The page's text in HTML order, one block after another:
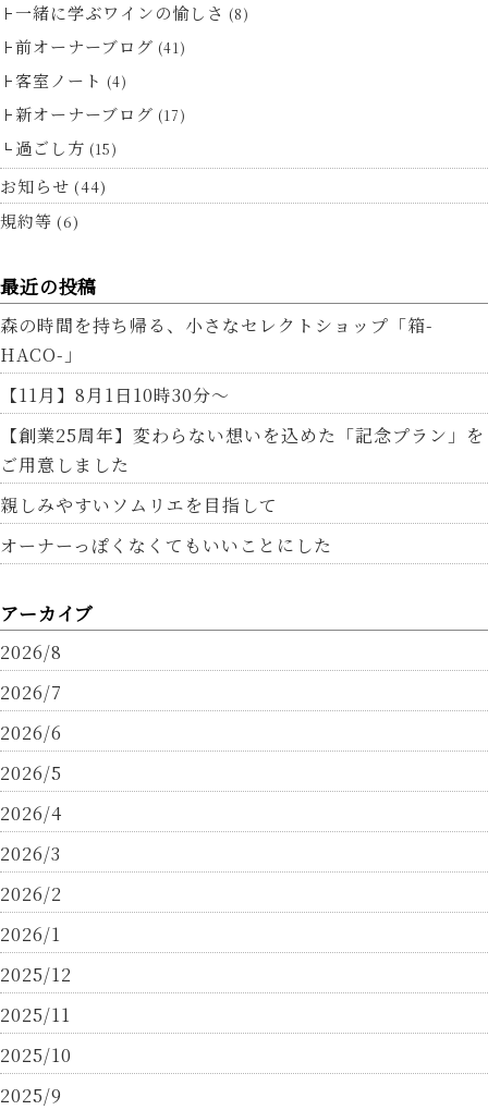
一緒に学ぶワインの愉しさ (8)
前オーナーブログ (41)
客室ノート (4)
新オーナーブログ (17)
過ごし方 (15)
お知らせ (44)
規約等 (6)
最近の投稿
森の時間を持ち帰る、小さなセレクトショップ「箱-
HACO-」
【11月】8月1日10時30分～
【創業25周年】変わらない想いを込めた「記念プラン」を
ご用意しました
親しみやすいソムリエを目指して
オーナーっぽくなくてもいいことにした
アーカイブ
2026/8
2026/7
2026/6
2026/5
2026/4
2026/3
2026/2
2026/1
2025/12
2025/11
2025/10
2025/9